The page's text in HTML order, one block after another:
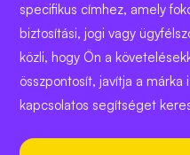
specifikus címhez, amely
biztosítási, jogi vagy
közli, hogy Ön a
összpontosít, javítja a
kapcsolatos segítséget